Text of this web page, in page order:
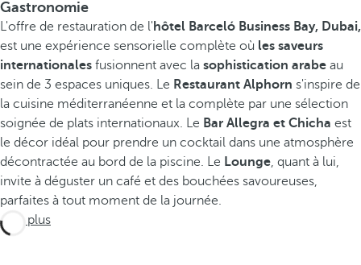
Gastronomie
L'offre de restauration de l' hôtel Barceló Business Bay, Dubai,
est une expérience sensorielle complète où les saveurs
internationales fusionnent avec la sophistication arabe au
sein de 3 espaces uniques. Le Restaurant Alphorn s'inspire de
la cuisine méditerranéenne et la complète par une sélection
soignée de plats internationaux. Le Bar Allegra et Chicha est
le décor idéal pour prendre un cocktail dans une atmosphère
décontractée au bord de la piscine. Le Lounge, quant à lui,
invite à déguster un café et des bouchées savoureuses,
parfaites à tout moment de la journée.
Voir plus